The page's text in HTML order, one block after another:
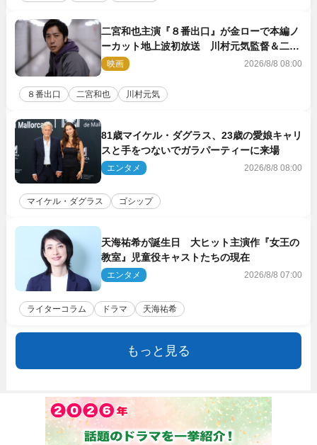
二宮和也主演『８番出口』が金ローで本編ノ
ーカット地上波初放送 川村元気監督＆二宮
コメント到着
映画 2026/8/8 08:00
８番出口 二宮和也 川村元気
81歳マイケル・ダグラス、23歳の愛娘キャリ
スと手をつないでガラパーティーに来場
エンタメ 2026/8/8 08:00
マイケル・ダグラス ゴシップ
天海祐希が誕生日 大ヒット主演作『女王の
教室』児童役キャストたちの現在
エンタメ 2026/8/8 07:00
ライターコラム ドラマ 天海祐希
もっと見る